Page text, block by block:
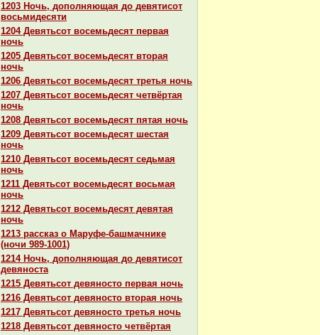
1203 Ночь, дополняющая до девятисот
восьмидесяти
1204 Девятьсот восемьдесят первая
ночь
1205 Девятьсот восемьдесят втоpaя
ночь
1206 Девятьсот восемьдесят третья ночь
1207 Девятьсот восемьдесят четвёртая
ночь
1208 Девятьсот восемьдесят пятая ночь
1209 Девятьсот восемьдесят шестая
ночь
1210 Девятьсот восемьдесят седьмая
ночь
1211 Девятьсот восемьдесят восьмая
ночь
1212 Девятьсот восемьдесят девятая
ночь
1213 paссказ о Маруфе-башмачнике
(ночи 989-1001)
1214 Ночь, дополняющая до девятисот
девяноста
1215 Девятьсот девяносто первая ночь
1216 Девятьсот девяносто втоpaя ночь
1217 Девятьсот девяносто третья ночь
1218 Девятьсот девяносто четвёртая